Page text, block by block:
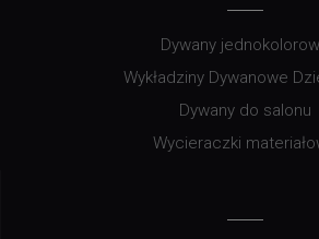
Dywany
Wykładziny Dywanowe
Dywany do salonu
Wycieraczki